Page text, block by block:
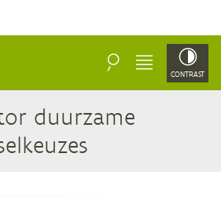
ZOEKEN MENU CONTRAST
duur­za­me